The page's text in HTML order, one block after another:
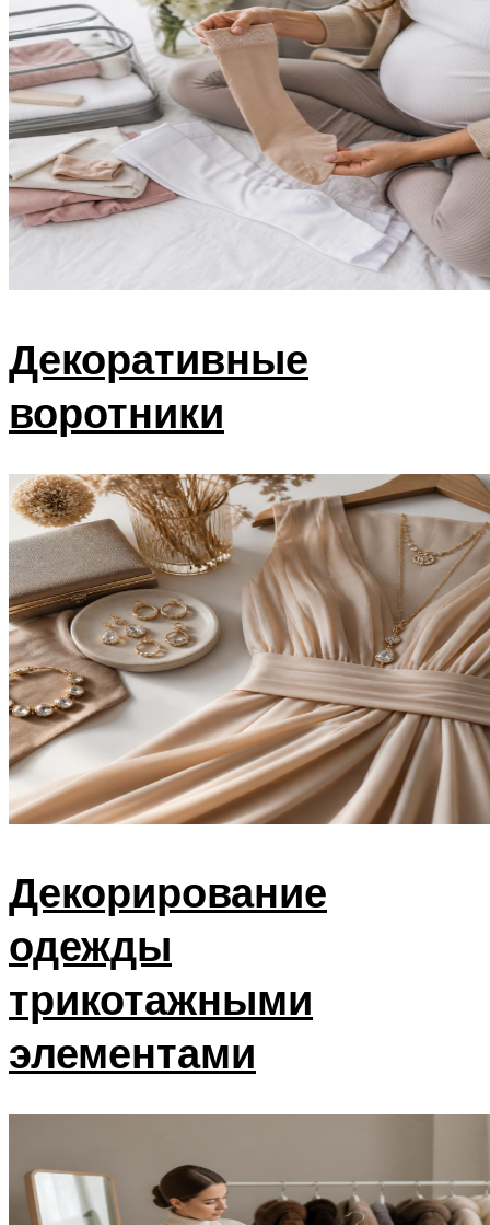
Декоративные
воротники
Декорирование
одежды
трикотажными
элементами